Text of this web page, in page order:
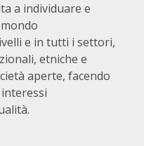
a individuare e
e in tutti i settori,
etniche e
aperte, facendo